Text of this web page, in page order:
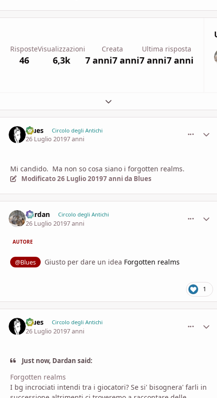
Risposte
46
Visualizzazioni
6,3k
Creata
7 anni7 anni
Ultima risposta
7 anni7 anni
Espandi panoramica del topic
Blues Circolo degli Antichi
26 Luglio 20197 anni
Mi candido. Ma non so cosa siano i forgotten realms.
Modificato26 Luglio 20197 anni da Blues
Dardan Circolo degli Antichi
26 Luglio 20197 anni
AUTORE
@Blues Giusto per dare un idea Forgotten realms
1
Blues Circolo degli Antichi
26 Luglio 20197 anni
Just now, Dardan said:
Forgotten realms
I bg incrociati intendi tra i giocatori? Se si' bisognera' farli in